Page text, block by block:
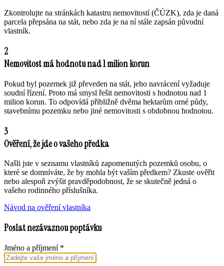
Zkontrolujte na stránkách katastru nemovitostí (ČÚZK), zda je daná
parcela přepsána na stát, nebo zda je na ní stále zapsán původní
vlastník.
2
Nemovitost má hodnotu nad 1 milion korun
Pokud byl pozemek již převeden na stát, jeho navrácení vyžaduje
soudní řízení. Proto má smysl řešit nemovitosti s hodnotou nad 1
milion korun. To odpovídá přibližně dvěma hektarům orné půdy,
stavebnímu pozemku nebo jiné nemovitosti s obdobnou hodnotou.
3
Ověření, že jde o vašeho předka
Našli jste v seznamu vlastníků zapomenutých pozemků osobu, o
které se domníváte, že by mohla být vaším předkem? Zkuste ověřit
nebo alespoň zvýšit pravděpodobnost, že se skutečně jedná o
vašeho rodinného příslušníka.
Návod na ověření vlastníka
Poslat nezávaznou poptávku
Jméno a příjmení *